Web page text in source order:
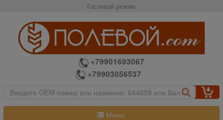
Гостевой режим
+79901693067
+79903056537
Меню